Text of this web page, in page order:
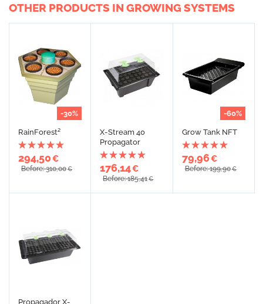
OTHER PRODUCTS IN GROWING SYSTEMS
-30%
RainForest²
294,50€
Before: 310,00€
X-Stream 40
Propagator
176,14€
Before: 185,41€
-60%
Grow Tank NFT
79,96€
Before: 199,90€
Propagador X-